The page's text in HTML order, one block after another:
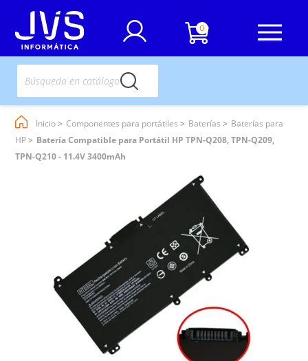
0
Inicio Componentes para portátiles Baterías
Baterías para
HP
Batería Compatible para Portátil HP TPN-Q208, TPN-Q209,
TPN-Q210 - 11.4V 3400mAh